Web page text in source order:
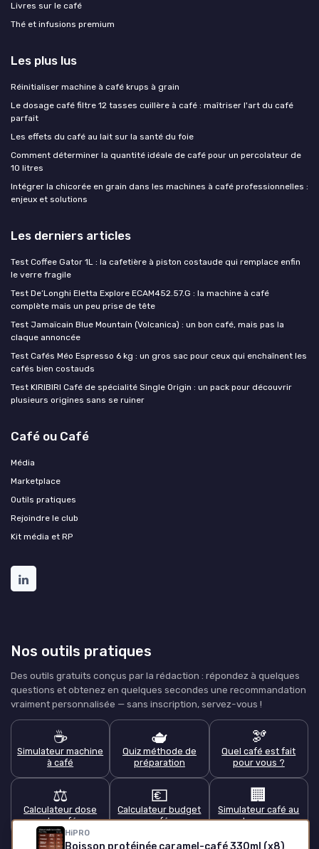
HiPRO
Boisson protéinée caramel-café 330ml (x8)
Livres sur le café
Thé et infusions premium
Les plus lus
Réinitialiser machine à café krups à grain
Le dosage café filtre 12 tasses cuillère à café : maîtriser l'art du café
parfait
Les effets du café au lait sur la santé du foie
Comment déterminer la quantité idéale de café pour un percolateur de
10 litres
Intégrer la chicorée en grain dans les machines à café professionnelles :
enjeux et solutions
Les derniers articles
Test Coffee Gator 1L : la cafetière à piston costaude qui remplace enfin
le verre fragile
Test De’Longhi Eletta Explore ECAM452.57.G : la machine à café
complète mais un peu prise de tête
Test Jamaïcain Blue Mountain (Volcanica) : un bon café, mais pas la
claque annoncée
Test Cafés Méo Espresso 6 kg : un gros sac pour ceux qui enchaînent les
cafés bien costauds
Test KIRIBIRI Café de spécialité Single Origin : un pack pour découvrir
plusieurs origines sans se ruiner
Café ou Café
Média
Marketplace
Outils pratiques
Rejoindre le club
Kit média et RP
Nos outils pratiques
Des outils gratuits conçus par la rédaction : répondez à quelques
questions et obtenez en quelques secondes une recommandation
vraiment personnalisée — sans inscription, servez-vous !
☕
Simulateur machine
à café
🫖
Quiz méthode de
préparation
🫘
Quel café est fait
pour vous ?
⚖️
Calculateur dose
de café
💶
Calculateur budget
café
🏢
Simulateur café au
bureau